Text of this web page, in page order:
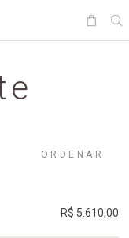
ORDENAR
R$ 5.610,00